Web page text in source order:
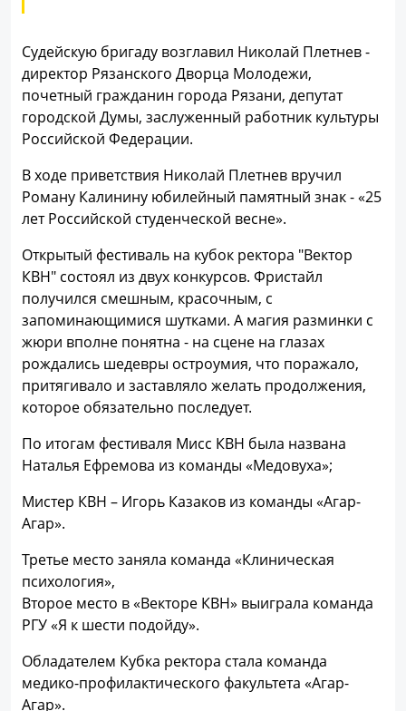
Судейскую бригаду возглавил Николай Плетнев -
директор Рязанского Дворца Молодежи,
почетный гражданин города Рязани, депутат
городской Думы, заслуженный работник культуры
Российской Федерации.
В ходе приветствия Николай Плетнев вручил
Роману Калинину юбилейный памятный знак - «25
лет Российской студенческой весне».
Открытый фестиваль на кубок ректора "Вектор
КВН" состоял из двух конкурсов. Фристайл
получился смешным, красочным, с
запоминающимися шутками. А магия разминки с
жюри вполне понятна - на сцене на глазах
рождались шедевры остроумия, что поражало,
притягивало и заставляло желать продолжения,
которое обязательно последует.
По итогам фестиваля Мисс КВН была названа
Наталья Ефремова из команды «Медовуха»;
Мистер КВН – Игорь Казаков из команды «Агар-
Агар».
Третье место заняла команда «Клиническая
психология»,
Второе место в «Векторе КВН» выиграла команда
РГУ «Я к шести подойду».
Обладателем Кубка ректора стала команда
медико-профилактического факультета «Агар-
Агар».